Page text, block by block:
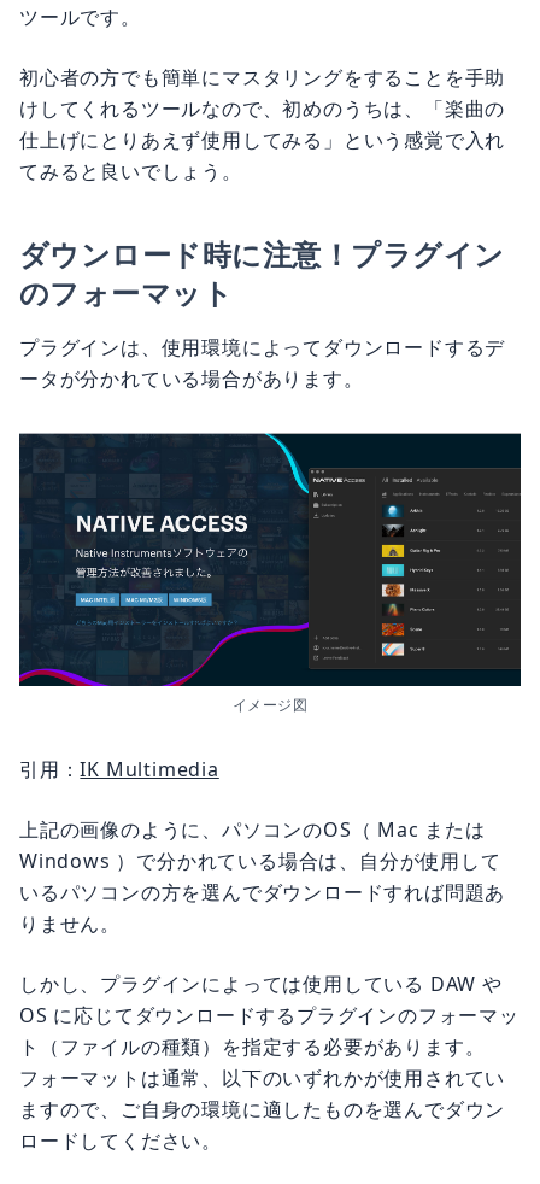
ツールです。
初心者の方でも簡単にマスタリングをすることを手助
けしてくれるツールなので、初めのうちは、「楽曲の
仕上げにとりあえず使用してみる」という感覚で入れ
てみると良いでしょう。
ダウンロード時に注意！プラグイン
のフォーマット
プラグインは、使用環境によってダウンロードするデ
ータが分かれている場合があります。
イメージ図
引用：IK Multimedia
上記の画像のように、パソコンのOS（ Mac または
Windows ）で分かれている場合は、自分が使用して
いるパソコンの方を選んでダウンロードすれば問題あ
りません。
しかし、プラグインによっては使用している DAW や
OS に応じてダウンロードするプラグインのフォーマッ
ト（ファイルの種類）を指定する必要があります。
フォーマットは通常、以下のいずれかが使用されてい
ますので、ご自身の環境に適したものを選んでダウン
ロードしてください。